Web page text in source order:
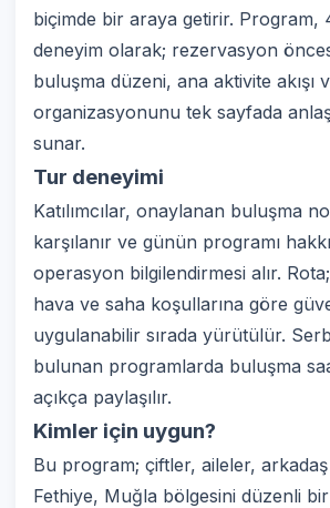
biçimde bir araya getirir. Program,
deneyim olarak; rezervasyon
buluşma düzeni, ana aktivite akışı
organizasyonunu tek sayfada
sunar.
Tur deneyimi
Katılımcılar, onaylanan buluşma
karşılanır ve günün programı
operasyon bilgilendirmesi alır.
hava ve saha koşullarına göre
uygulanabilir sırada yürütülür.
bulunan programlarda buluşma
açıkça paylaşılır.
Kimler için uygun?
Bu program; çiftler, aileler,
Fethiye, Muğla bölgesini düzenli